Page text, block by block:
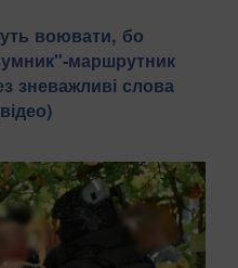
воювати, бо
маршрутник
зневажливі слова